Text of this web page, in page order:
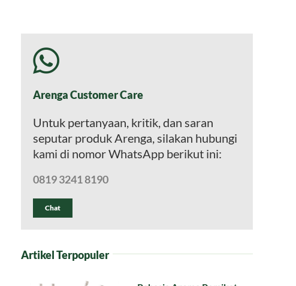
Arenga Customer Care
Untuk pertanyaan, kritik, dan saran
seputar produk Arenga, silakan hubungi
kami di nomor WhatsApp berikut ini:
0819 3241 8190
Chat
Artikel Terpopuler